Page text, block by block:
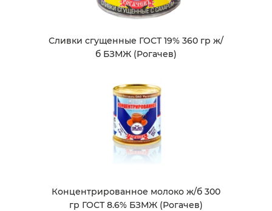
Сливки сгущенные ГОСТ 19% 360 гр ж/
б БЗМЖ (Рогачев)
Концентрированное молоко ж/б 300
гр ГОСТ 8.6% БЗМЖ (Рогачев)